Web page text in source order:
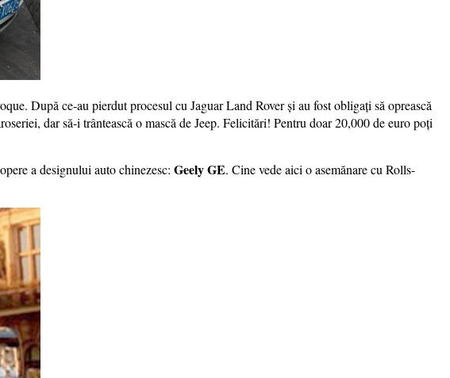
După ce-au pierdut procesul cu Jaguar Land Rover și au fost obligați să oprească
dar să-i trântească o mască de Jeep. Felicitări! Pentru doar 20,000 de euro poți
a designului auto chinezesc: Geely GE. Cine vede aici o asemănare cu Rolls-